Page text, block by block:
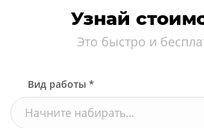
Узнай
Это быстро и
Вид работы *
Начните набирать...